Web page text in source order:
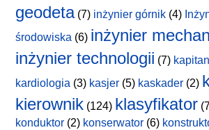
geodeta(7) inżynier górnik (4)
środowiska (6) inżynier
inżynier technologii (7) kapitan
kardiologia (3) kasjer (5) kaskader (2)
kierownik (124) klasyfikator
konduktor (2) konserwator (6)